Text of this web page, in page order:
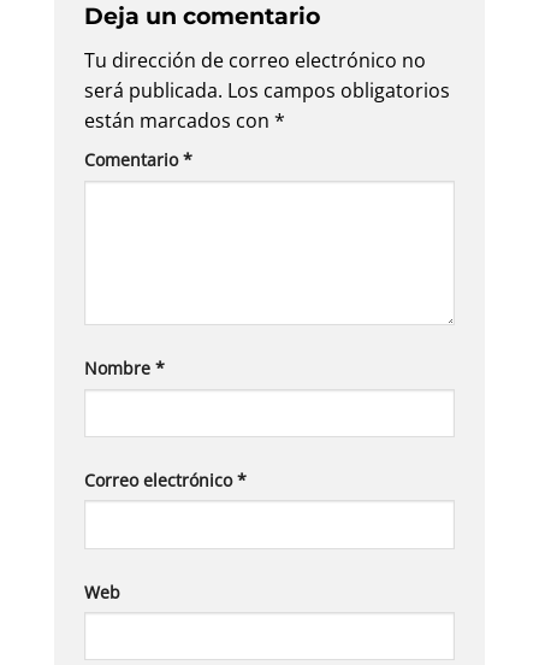
Deja un comentario
Tu dirección de correo electrónico no
será publicada. Los campos obligatorios
están marcados con *
Comentario*
Nombre *
Correo electrónico*
Web